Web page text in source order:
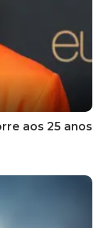
aos 25 anos